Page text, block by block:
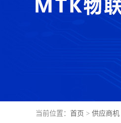
当前位置： 首页 > 供应商机